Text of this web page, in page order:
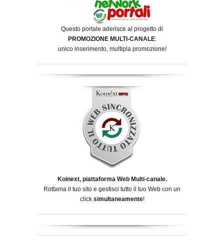
Questo portale aderisce al progetto di
PROMOZIONE MULTI-CANALE:
unico inserimento, multipla promozione!
Koinext, piattaforma Web Multi-canale.
Rottama il tuo sito e gestisci tutto il tuo Web con un
click simultaneamente!